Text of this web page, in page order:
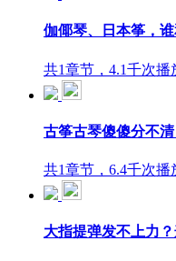
伽倻琴、日本筝，
共1章节，4.1千次播
古筝古琴傻傻分不
共1章节，6.4千次播
大指提弹发不上力